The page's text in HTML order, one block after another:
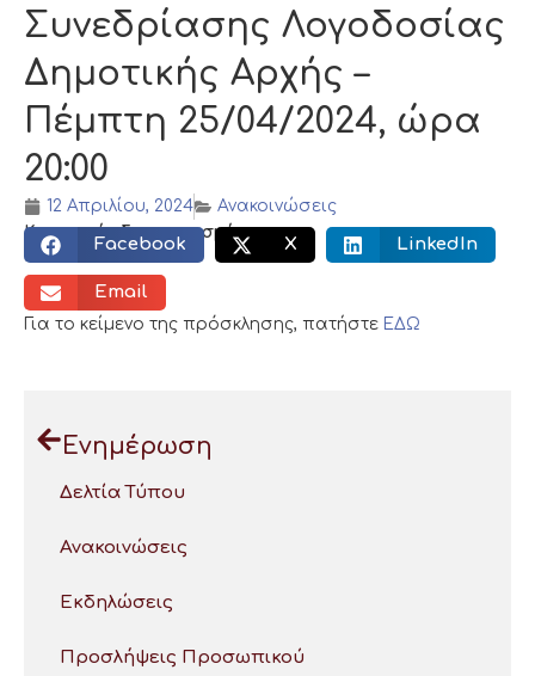
Συνεδρίασης Λογοδοσίας
Δημοτικής Αρχής –
Πέμπτη 25/04/2024, ώρα
20:00
12 Απριλίου, 2024
Ανακοινώσεις
Κοινωνικός διαμοιρασμός:
Facebook X LinkedIn
Email
Για το κείμενο της πρόσκλησης, πατήστε ΕΔΩ
Ενημέρωση
Δελτία Τύπου
Ανακοινώσεις
Εκδηλώσεις
Προσλήψεις Προσωπικού